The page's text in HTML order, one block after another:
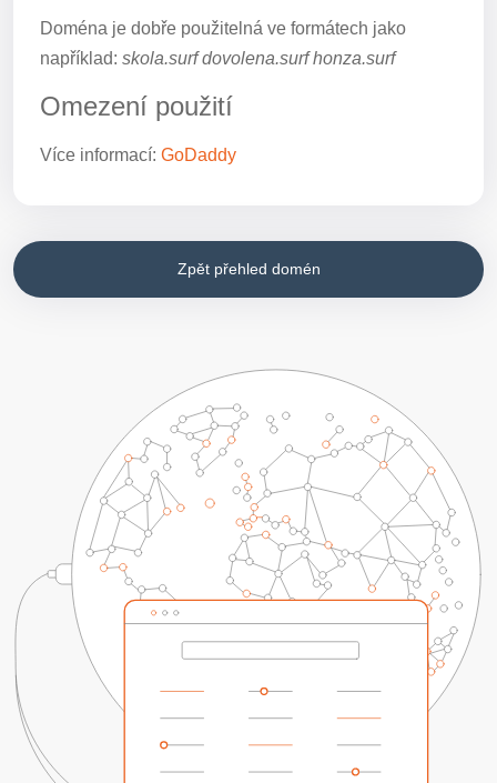
Doména je dobře použitelná ve formátech jako
například: skola.surf dovolena.surf honza.surf
Omezení použití
Více informací: GoDaddy
Zpět přehled domén